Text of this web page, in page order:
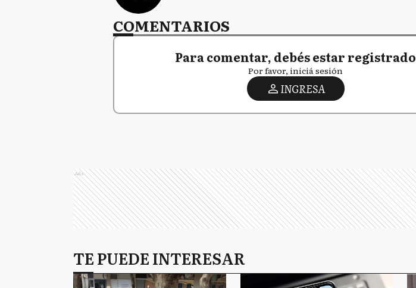
COMENTARIOS
Para comentar, debés estar registrado
Por favor, iniciá sesión
INGRESA
Ads
TE PUEDE INTERESAR